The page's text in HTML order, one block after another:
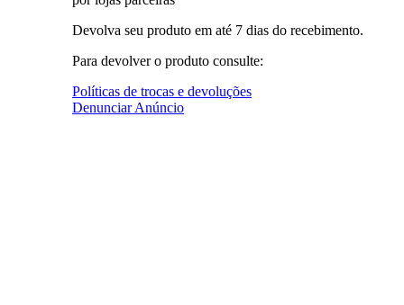
Devolva seu produto em até 7 dias do recebimento.
Para devolver o produto consulte:
Políticas de trocas e devoluções
Denunciar Anúncio